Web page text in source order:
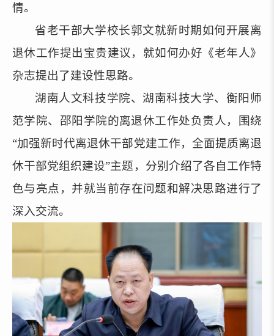
情。
省老干部大学校长郭文就新时期如何开展离
退休工作提出宝贵建议，就如何办好 《老年人》
杂志提出了建设性思路。
湖南人文科技学院、湖南科技大学、衡阳师
范学院、邵阳学院的离退休工作处负责人 ，
围绕
“加强新时代离退休干部党建工作，全面提质离退
休干部党组织建设”主题 ，分别 介绍了各自 工作特
色与亮点， 并就当前存在问题和解决思路进行了
深入交流。